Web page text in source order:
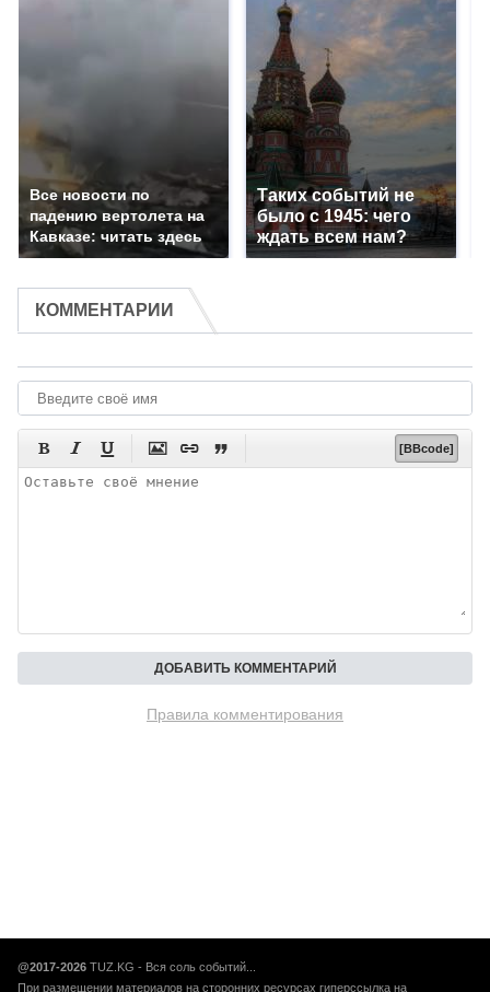
Все новости по
падению вертолета на
Кавказе: читать здесь
Таких событий не
было с 1945: чего
ждать всем нам?
КОММЕНТАРИИ
      [BBcode]
Правила комментирования
@2017-2026 TUZ.KG - Вся соль событий...
При размещении материалов на сторонних ресурсах гиперссылка на